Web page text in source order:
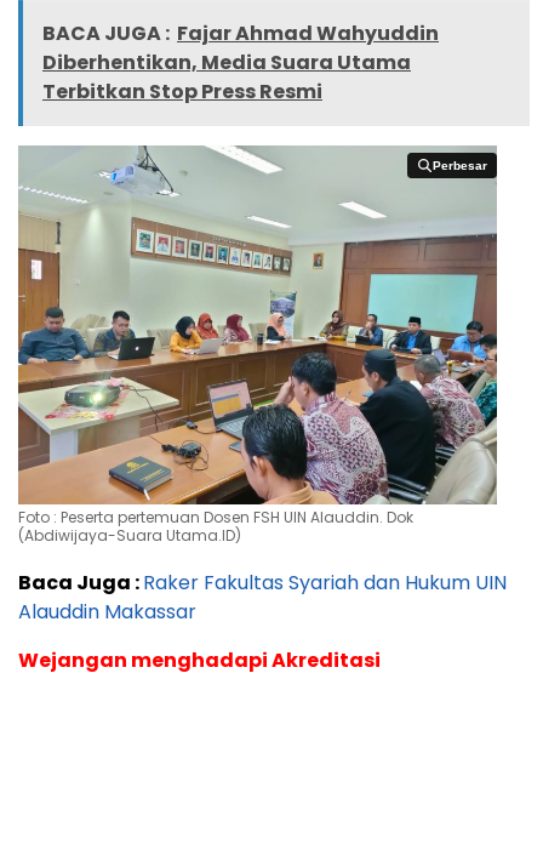
BACA JUGA : Fajar Ahmad Wahyuddin
Diberhentikan, Media Suara Utama
Terbitkan Stop Press Resmi
Perbesar
Perbesar
Foto : Peserta pertemuan Dosen FSH UIN Alauddin. Dok
(Abdiwijaya-Suara Utama.ID)
Baca Juga :Raker Fakultas Syariah dan Hukum UIN
Alauddin Makassar
Wejangan menghadapi Akreditasi